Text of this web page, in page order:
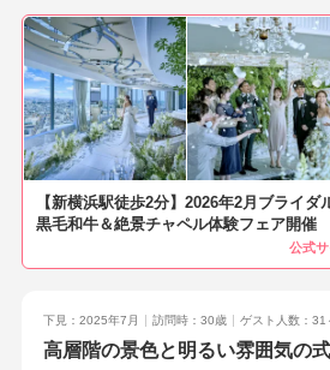
羽田空港からもバスがあるので、遠方
思います。バージンロードの形が他と
とが、印象に残る挙式につながったかな
フラワーシャワーと写真撮影できる時
からも「写真をいっぱい撮ることが出
もらえました。式場との打ち合わせは3
のイメージを話し合っておくことは大事
ンナーさん含め親身になって相談には乗
す。・アクセスの良さ遠方からのゲス
ージンロードが二人のそれぞれの人生を
が自分達に合うと感じました。
ーディネートがどんなパターンができ
たかったです。挙式会場と少し離れて
と比べると移動はありそうですが、エ
くにあるので問題はなさそうです。100
るということでしたが、広すぎず狭す
感でした。新横浜から徒歩30秒ぐらい
はまず問題ないです。見学に伺った際
ランナーさんを紹介するため？に10分
聞いてくれました。丁寧かつ短い時間で
て引き出し、結婚式のイメージを見事
ンスさんだなと感じた方でした。実際に
ンナーさんも、元気で楽しい雰囲気の中
【新横浜駅徒歩2分】2026年2月ブライダ
黒毛和牛＆絶景チャペル体験フェア開催
公式
下見：2025年7月 訪問時：30歳 ゲスト人数：31
高層階の景色と明るい雰囲気の